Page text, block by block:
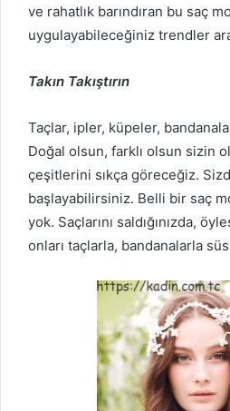
ve rahatlık barındıran bu saç
uygulayabileceğiniz trendler
Takın Takıştırın
Taçlar, ipler, küpeler,
Doğal olsun, farklı olsun sizin
çeşitlerini sıkça göreceğiz.
başlayabilirsiniz. Belli bir saç
yok. Saçlarını saldığınızda,
onları taçlarla, bandanalarla